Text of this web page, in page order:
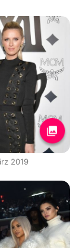
2019